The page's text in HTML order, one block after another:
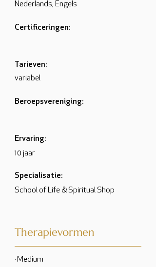
Nederlands, Engels
Certificeringen:
Tarieven:
variabel
Beroepsvereniging:
Ervaring:
10 jaar
Specialisatie:
School of Life & Spiritual Shop
Therapievormen
· Medium